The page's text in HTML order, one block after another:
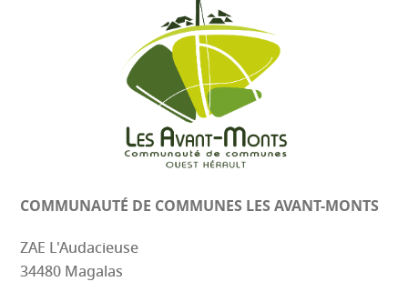
COMMUNAUTÉ DE COMMUNES LES AVANT-MONTS
ZAE L'Audacieuse
34480 Magalas